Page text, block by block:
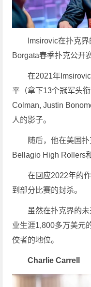
Imsirovic在扑克
Borgata春季扑克公开
在2021年
平（拿下13个冠军头
Colman, Justin
人的影子。
随后，他在美国
Bellagio High Rollers
在回应2022年的
到部分比赛的封杀。
虽然在扑克界的
业生涯1,800多万美元
佼者的地位。
Charlie Carrell